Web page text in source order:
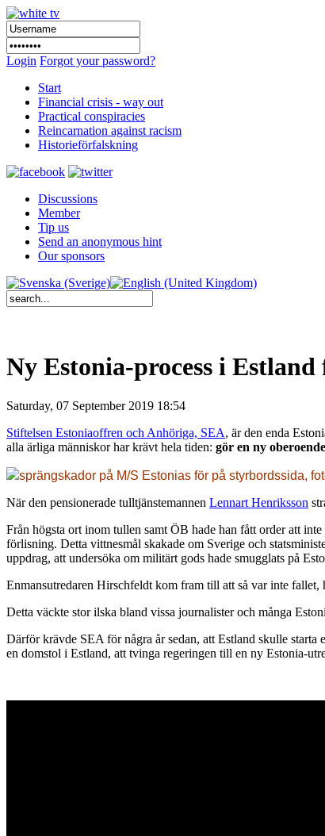
Login Forgot your password?
Start
Financial crisis - way out
Practical conspiracies
Reincarnation against racism
Historieförfalskning
Discussions
Member
Tip us
Send an anonymous hint
Our sponsors
Ny Estonia-process i
Saturday, 07 September 2019 18:54
Stiftelsen Estoniaoffren och Anhöriga, SEA, är den enda
alla ärliga människor har krävt hela tiden: gör en ny
sprängskador på M/S Estonias för på styrbordssida,
När den pensionerade tulltjänstemannen Lennart Henriksson
Från högsta ort inom tullen samt ÖB hade han fått order att
förlisning. Detta vittnesmål skakade om Sverige och
uppdrag, att undersöka om militärt gods hade smugglats på
Enmansutredaren Hirschfeldt kom fram till att så var inte
Detta väckte stor ilska bland vissa journalister och många
Därför krävde SEA för några år sedan, att Estland skulle
en domstol i Estland, att tvinga regeringen till en ny Estonia-